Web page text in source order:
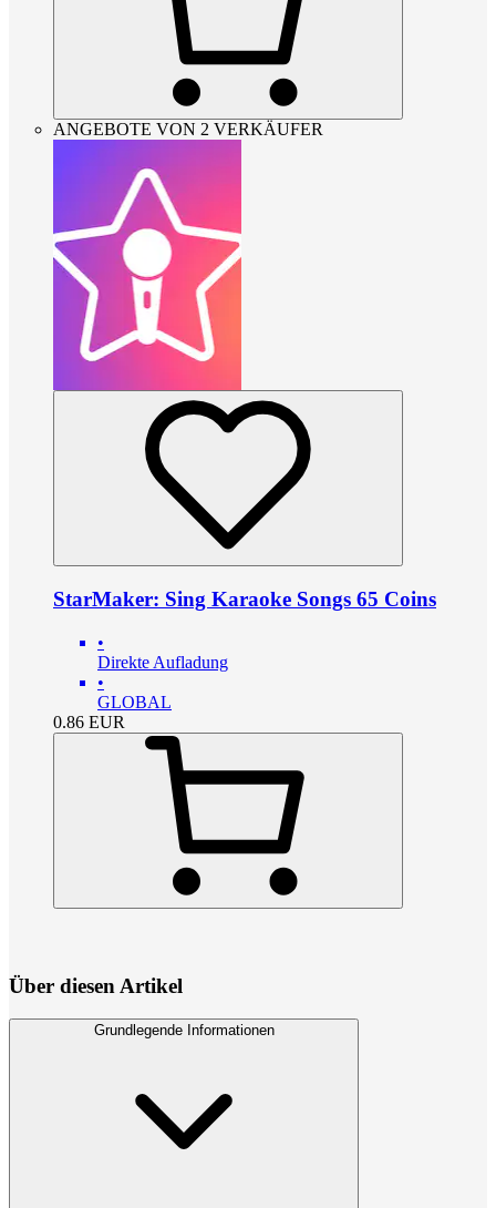
ANGEBOTE VON 2 VERKÄUFER
StarMaker: Sing Karaoke Songs 65 Coins
•
Direkte Aufladung
•
GLOBAL
0.86 EUR
Über diesen Artikel
Grundlegende Informationen